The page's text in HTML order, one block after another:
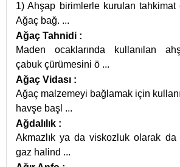
1) Ahşap birimlerle kurulan
Ağaç bağ. ...
Ağaç Tahnidi :
Maden ocaklarında kullanılan
çabuk çürümesini ö ...
Ağaç Vidası :
Ağaç malzemeyi bağlamak için
havşe başl ...
Ağdalılık :
Akmazlık ya da viskozluk olarak da
gaz halind ...